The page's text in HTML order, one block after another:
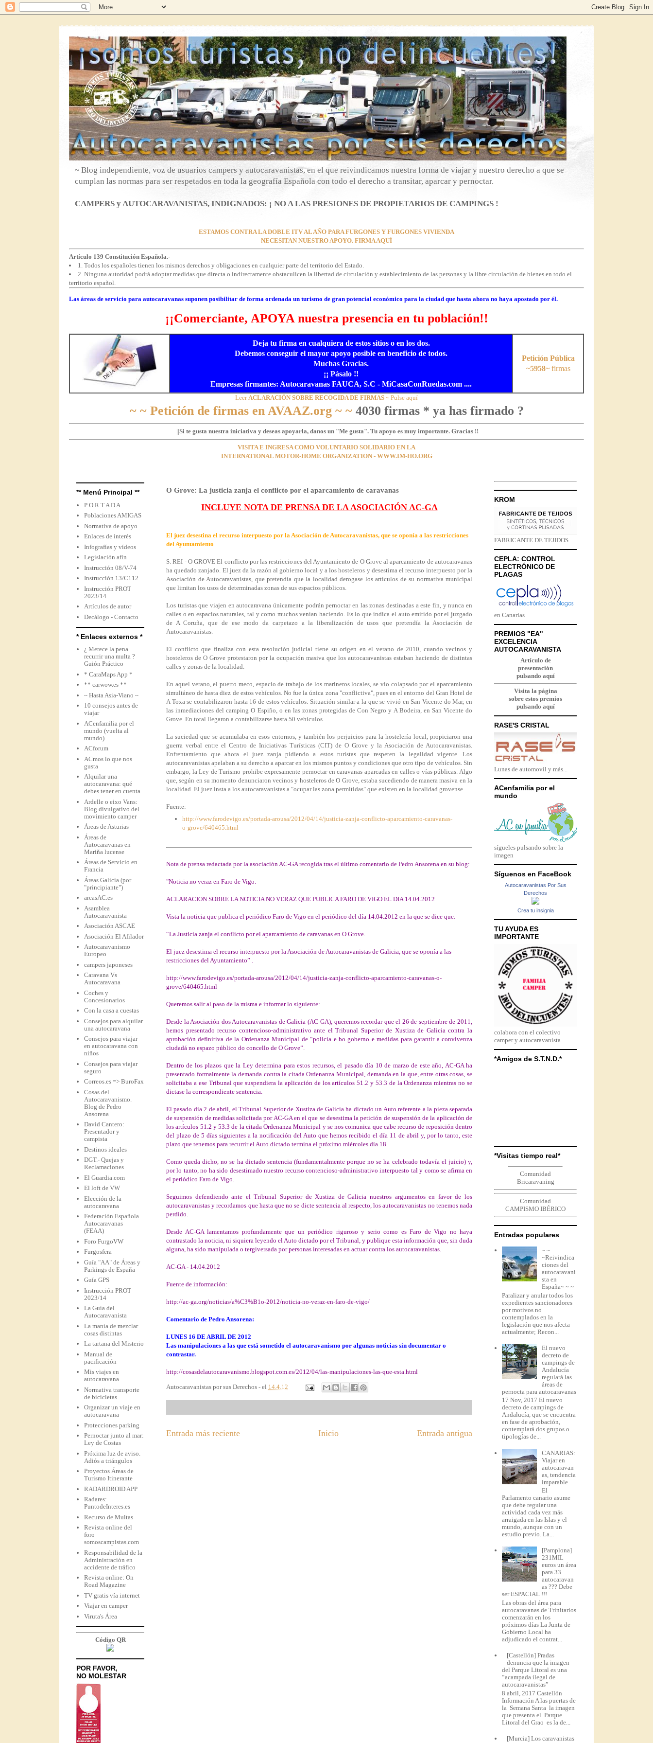
~ Blog independiente, voz de usuarios campers y autocaravanistas, en el que reivindicamos nuestra forma de viajar y nuestro derecho a que se
cumplan las normas para ser respetados en toda la geografía Española con todo el derecho a transitar, aparcar y pernoctar.
CAMPERS y AUTOCARAVANISTAS, INDIGNADOS: ¡ NO A LAS PRESIONES DE PROPIETARIOS DE CAMPINGS !
ESTAMOS CONTRA LA DOBLE ITV AL AÑO PARA FURGONES Y FURGONES VIVIENDA
NECESITAN NUESTRO APOYO. FIRMA AQUÍ
Artículo 139 Constitución Española.-
1. Todos los españoles tienen los mismos derechos y obligaciones en cualquier parte del territorio del Estado.
2. Ninguna autoridad podrá adoptar medidas que directa o indirectamente obstaculicen la libertad de circulación y establecimiento de las personas y la libre circulación de bienes en todo el
territorio español.
Las áreas de servicio para autocaravanas suponen posibilitar de forma ordenada un turismo de gran potencial económico para la ciudad que hasta ahora no haya apostado por él.
¡¡Comerciante, APOYA nuestra presencia en tu población!!
Deja tu firma en cualquiera de estos sitios o en los dos.
Debemos conseguir el mayor apoyo posible en beneficio de todos.
Muchas Gracias.
¡¡ Pásalo !!
Empresas firmantes: Autocaravanas FAUCA, S.C - MiCasaConRuedas.com ....
Petición Pública
~5958~firmas
LeerACLARACIÓN SOBRE RECOGIDA DE FIRMAS ~ Pulse aquí
~ ~ Petición de firmas en AVAAZ.org ~ ~4030 firmas * ya has firmado ?
||Si te gusta nuestra iniciativa y deseas apoyarla, danos un "Me gusta". Tu apoyo es muy importante. Gracias !!
VISITA E INGRESA COMO VOLUNTARIO SOLIDARIO EN LA
INTERNATIONAL MOTOR-HOME ORGANIZATION - WWW.IM-HO.ORG
O Grove: La justicia zanja el conflicto por el aparcamiento de caravanas
INCLUYE NOTA DE PRENSA DE LA ASOCIACIÓN AC-GA
El juez desestina el recurso interpuesto por la Asociación de Autocaravanistas, que se oponía a las restricciones
del Ayuntamiento
S. REI - O GROVE El conflicto por las restricciones del Ayuntamiento de O Grove al aparcamiento de autocaravanas
ha quedado zanjado. El juez da la razón al gobierno local y a los hosteleros y desestima el recurso interpuesto por la
Asociación de Autocaravanistas, que pretendía que la localidad derogase los artículos de su normativa municipal
que limitan los usos de determinadas zonas de sus espacios públicos.
Los turistas que viajen en autocaravana únicamente podrán pernoctar en las zonas destinadas a este fin, y nunca en
calles o en espacios naturales, tal y como muchos venían haciendo. Es lo que indica el auto emitido por el juzgado
de A Coruña, que de ese modo da carpetazo a la liberalización de usos que pretendía la Asociación de
Autocaravanistas.
El conflicto que finaliza con esta resolución judicial tiene su origen en el verano de 2010, cuando vecinos y
hosteleros de O Grove protestaron por la ocupación masiva que los autocaravanistas estaban haciendo de distintas
calles y zonas de la localidad.
En aquel verano, el puerto meco, espacio de trabajo de los marineros locales, se vio colapsado por el aparcamiento
simultáneo de hasta diez de estos vehículos. No fue la única zona "conflictiva", pues en el entorno del Gran Hotel de
A Toxa se contabilizaron hasta 16 de estos vehículos. Situación similar a la que se vivió en San Vicente do Mar, en
las inmediaciones del camping O Espiño, o en las zonas protegidas de Con Negro y A Bodeira, en San Vicente do
Grove. En total llegaron a contabilizarse hasta 50 vehículos.
La suciedad que se acumulaba en esos entornos, y también los perjuicios para la hostelería local, propiciaron una
guerra verbal entre el Centro de Iniciativas Turísticas (CIT) de O Grove y la Asociación de Autocaravanistas.
Enfrentamiento que ahora el juez zanja pidiendo a estos turistas que respeten la legalidad vigente. Los
autocaravanistas apelaban a su derecho a aparcar en los mismos puntos y condiciones que otro tipo de vehículos. Sin
embargo, la Ley de Turismo prohibe expresamente pernoctar en caravanas aparcadas en calles o vías públicas. Algo
que, según en su momento denunciaron vecinos y hosteleros de O Grove, estaba sucediendo de manera masiva en la
localidad. El juez insta a los autocaravanistas a "ocupar las zona permitidas" que existen en la localidad grovense.
Fuente:
http://www.farodevigo.es/portada-arousa/2012/04/14/justicia-zanja-conflicto-aparcamiento-caravanas-
o-grove/640465.html
Nota de prensa redactada por la asociación AC-GA recogida tras el último comentario de Pedro Ansorena en su blog:
"Noticia no veraz en Faro de Vigo.
ACLARACION SOBRE LA NOTICIA NO VERAZ QUE PUBLICA FARO DE VIGO EL DIA 14.04.2012
Vista la noticia que publica el periódico Faro de Vigo en el periódico del día 14.04.2012 en la que se dice que:
“La Justicia zanja el conflicto por el aparcamiento de caravanas en O Grove.
El juez desestima el recurso interpuesto por la Asociación de Autocaravanistas de Galicia, que se oponía a las
restricciones del Ayuntamiento” .
http://www.farodevigo.es/portada-arousa/2012/04/14/justicia-zanja-conflicto-aparcamiento-caravanas-o-
grove/640465.html
Queremos salir al paso de la misma e informar lo siguiente:
Desde la Asociación dos Autocaravanistas de Galicia (AC-GA), queremos recordar que el 26 de septiembre de 2011,
hemos presentado recurso contencioso-administrativo ante el Tribunal Superior de Xustiza de Galicia contra la
aprobación definitiva de la Ordenanza Municipal de “policía e bo goberno e medidas para garantir a convivenza
ciudadá no espazo público do concello de O Grove”.
Dentro de los plazos que la Ley determina para estos recursos, el pasado día 10 de marzo de este año, AC-GA ha
presentado formalmente la demanda contra la citada Ordenanza Municipal, demanda en la que, entre otras cosas, se
solicitaba a ese Tribunal que suspendiera la aplicación de los artículos 51.2 y 53.3 de la Ordenanza mientras no se
dictase la correspondiente sentencia.
El pasado día 2 de abril, el Tribunal Superior de Xustiza de Galicia ha dictado un Auto referente a la pieza separada
de suspensión de medidas solicitada por AC-GA en el que se desestima la petición de suspensión de la aplicación de
los artículos 51.2 y 53.3 de la citada Ordenanza Municipal y se nos comunica que cabe recurso de reposición dentro
del plazo de 5 días siguientes a la notificación del Auto que hemos recibido el día 11 de abril y, por lo tanto, este
plazo que tenemos para recurrir el Auto dictado termina el próximo miércoles día 18.
Como queda dicho, no se ha dictado sentencia (fundamentalmente porque no se ha celebrado todavía el juicio) y,
por lo tanto, no ha sido desestimado nuestro recurso contencioso-administrativo interpuesto tal y como se afirma en
el periódico Faro de Vigo.
Seguimos defendiendo ante el Tribunal Superior de Xustiza de Galicia nuestros argumentos en favor de los
autocaravanistas y recordamos que hasta que no se dicte sentencia al respecto, los autocaravanistas no tenemos nada
perdido.
Desde AC-GA lamentamos profundamente que un periódico riguroso y serio como es Faro de Vigo no haya
contrastado la noticia, ni siquiera leyendo el Auto dictado por el Tribunal, y publique esta información que, sin duda
alguna, ha sido manipulada o tergiversada por personas interesadas en actuar contra los autocaravanistas.
AC-GA - 14.04.2012
Fuente de información:
http://ac-ga.org/noticias/a%C3%B1o-2012/noticia-no-veraz-en-faro-de-vigo/
Comentario de Pedro Ansorena:
LUNES 16 DE ABRIL DE 2012
Las manipulaciones a las que está sometido el autocaravanismo por algunas noticias sin documentar o
contrastar.
http://cosasdelautocaravanismo.blogspot.com.es/2012/04/las-manipulaciones-las-que-esta.html
Autocaravanistas por sus Derechos - el 14.4.12
Entrada más reciente Entrada antigua
Inicio
** Menú Principal **
P O R T A D A
Poblaciones AMIGAS
Normativa de apoyo
Enlaces de interés
Infografías y vídeos
Legislación afín
Instrucción 08/V-74
Instrucción 13/C112
Instrucción PROT
2023/14
Artículos de autor
Decálogo - Contacto
* Enlaces externos *
¿ Merece la pena
recurrir una multa ?
Guión Práctico
* CaraMaps App *
** carwow.es **
~ Hasta Asia-Viano ~
10 consejos antes de
viajar
ACenfamilia por el
mundo (vuelta al
mundo)
ACforum
ACmos lo que nos
gusta
Alquilar una
autocaravana: qué
debes tener en cuenta
Ardelle o eixo Vans:
Blog divulgativo del
movimiento camper
Áreas de Asturias
Áreas de
Autocaravanas en
Mariña lucense
Áreas de Servicio en
Francia
Áreas Galicia (por
"principiante")
areasAC.es
Asamblea
Autocaravanista
Asociación ASCAE
Asociación El Afilador
Autocaravanismo
Europeo
campers japoneses
Caravana Vs
Autocaravana
Coches y
Concesionarios
Con la casa a cuestas
Consejos para alquilar
una autocaravana
Consejos para viajar
en autocaravana con
niños
Consejos para viajar
seguro
Correos.es => BuroFax
Cosas del
Autocaravanismo.
Blog de Pedro
Ansorena
David Cantero:
Presentador y
campista
Destinos ideales
DGT.- Quejas y
Reclamaciones
El Guardia.com
El loft de VW
Elección de la
autocaravana
Federación Española
Autocaravanas
(FEAA)
Foro FurgoVW
Furgosfera
Guía "AA" de Áreas y
Parkings de España
Guía GPS
Instrucción PROT
2023/14
La Guía del
Autocaravanista
La manía de mezclar
cosas distintas
La tartana del Misterio
Manual de
pacificación
Mis viajes en
autocaravana
Normativa transporte
de bicicletas
Organizar un viaje en
autocaravana
Protecciones parking
Pernoctar junto al mar:
Ley de Costas
Próxima luz de aviso.
Adiós a triángulos
Proyectos Áreas de
Turismo Itinerante
RADARDROID APP
Radares:
PuntodeInteres.es
Recurso de Multas
Revista online del
foro
somoscampistas.com
Responsabilidad de la
Administración en
accidente de tráfico
Revista online: On
Road Magazine
TV gratis vía internet
Viajar en camper
Viruta's Área
Código QR
POR FAVOR,
NO MOLESTAR
KROM
FABRICANTE DE TEJIDOS
CEPLA: CONTROL
ELECTRÓNICO DE
PLAGAS
en Canarias
PREMIOS "EA"
EXCELENCIA
AUTOCARAVANISTA
Artículo de
presentación
pulsando aquí
Visita la página
sobre estos premios
pulsando aquí
RASE'S CRISTAL
Lunas de automovil y más...
ACenfamilia por el
mundo
sígueles pulsando sobre la
imagen
Síguenos en FaceBook
Autocaravanistas Por Sus
Derechos
Crea tu insignia
TU AYUDA ES
IMPORTANTE
colabora con el colectivo
camper y autocaravanista
*Amigos de S.T.N.D.*
*Visitas tiempo real*
Comunidad
Bricaravaning
Comunidad
CAMPISMO IBÉRICO
Entradas populares
~ ~
~Reivindica
ciones del
autocaravani
sta en
España~ ~ ~
Paralizar y anular todos los
expedientes sancionadores
por motivos no
contemplados en la
legislación que nos afecta
actualmente; Recon...
El nuevo
decreto de
campings de
Andalucía
regulará las
áreas de
pernocta para autocaravanas
17 Nov, 2017 El nuevo
decreto de campings de
Andalucía, que se encuentra
en fase de aprobación,
contemplará dos grupos o
tipologías de...
CANARIAS:
Viajar en
autocaravan
as, tendencia
imparable
El
Parlamento canario asume
que debe regular una
actividad cada vez más
arraigada en las Islas y el
mundo, aunque con un
estudio previo. La...
[Pamplona]
231MIL
euros un área
para 33
autocaravan
as ??? Debe
ser ESPACIAL !!!
Las obras del área para
autocaravanas de Trinitarios
comenzarán en los
próximos días La Junta de
Gobierno Local ha
adjudicado el contrat...
[Castellón] Pradas
denuncia que la imagen
del Parque Litoral es una
“acampada ilegal de
autocaravanistas”
8 abril, 2017 Castellón
Información A las puertas de
la Semana Santa la imagen
que presenta el Parque
Litoral del Grao es la de...
[Murcia] Los caravanistas